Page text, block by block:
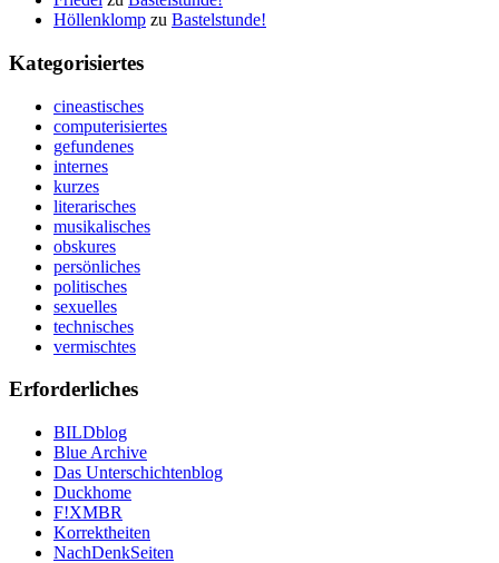
Höllenklomp zu Bastelstunde!
Kategorisiertes
cineastisches
computerisiertes
gefundenes
internes
kurzes
literarisches
musikalisches
obskures
persönliches
politisches
sexuelles
technisches
vermischtes
Erforderliches
BILDblog
Blue Archive
Das Unterschichtenblog
Duckhome
F!XMBR
Korrektheiten
NachDenkSeiten